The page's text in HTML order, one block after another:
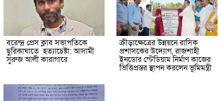
বরেন্দ্র প্রেস ক্লাব সভাপতিকে
ছুরিকাঘাতে হত্যাচেষ্টা: আসামী
সুরুজ আলী কারাগারে
ক্রীড়াক্ষেত্রের উন্নয়নে রাসিক
প্রশাসকের উদ্যোগ, রাজশাহী
ইনডোর স্টেডিয়াম নির্মাণ কাজের
ভিত্তিপ্রস্তর স্থাপন করলেন ভূমিমন্ত্রী